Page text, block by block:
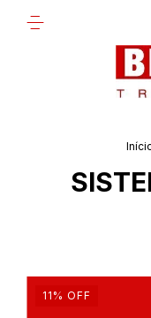
11 % OFF